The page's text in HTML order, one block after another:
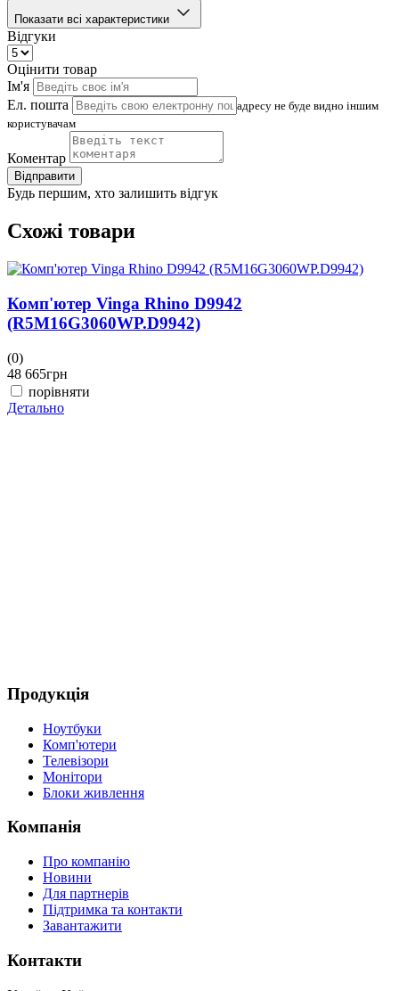
Показати всі характеристики
Відгуки
Оцінити товар
Ім'я
Ел. пошта
адресу не буде видно іншим
користувачам
Коментар
Відправити
Будь першим, хто залишить відгук
Схожі товари
Комп'ютер Vinga Rhino D9942
(R5M16G3060WP.D9942)
(0)
48 665грн
порівняти
Детально
Продукція
Ноутбуки
Комп'ютери
Телевізори
Монітори
Блоки живлення
Компанія
Про компанію
Новини
Для партнерів
Підтримка та контакти
Завантажити
Контакти